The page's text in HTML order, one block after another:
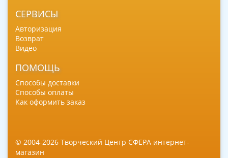
СЕРВИСЫ
Авторизация
Возврат
Видео
ПОМОЩЬ
Способы доставки
Способы оплаты
Как оформить заказ
© 2004-2026 Творческий Центр СФЕРА интернет-
магазин